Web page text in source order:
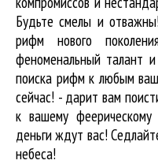
Будьте смелы и
рифм нового
феноменальный талант
поиска рифмк любым
сейчас! - дарит вам
к вашему феерическому
деньги ждут вас!
небеса!